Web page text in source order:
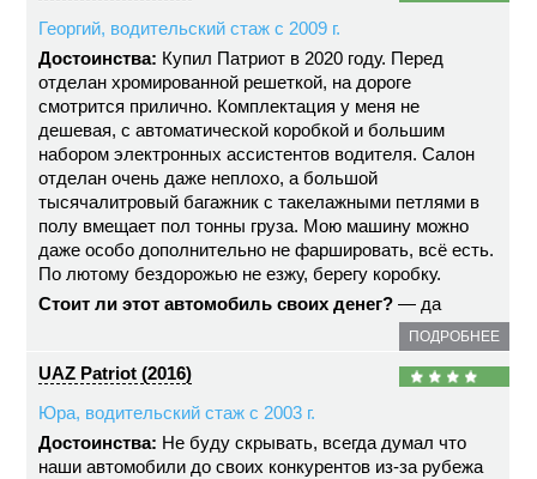
Георгий, водительский стаж с 2009 г.
Достоинства: Купил Патриот в 2020 году. Перед
отделан хромированной решеткой, на дороге
смотрится прилично. Комплектация у меня не
дешевая, с автоматической коробкой и большим
набором электронных ассистентов водителя. Салон
отделан очень даже неплохо, а большой
тысячалитровый багажник с такелажными петлями в
полу вмещает пол тонны груза. Мою машину можно
даже особо дополнительно не фаршировать, всё есть.
По лютому бездорожью не езжу, берегу коробку.
Стоит ли этот автомобиль своих денег? — да
ПОДРОБНЕЕ
UAZ Patriot (2016)
Юра, водительский стаж с 2003 г.
Достоинства: Не буду скрывать, всегда думал что
наши автомобили до своих конкурентов из-за рубежа